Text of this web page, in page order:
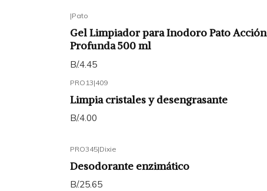
|Pato
Gel Limpiador para Inodoro Pato Acción
Profunda 500 ml
B/.4.45
PRO13|409
Limpia cristales y desengrasante
B/.4.00
PRO345|Dixie
Desodorante enzimático
B/.25.65